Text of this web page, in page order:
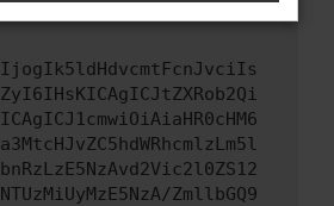
ZmllbGQ9